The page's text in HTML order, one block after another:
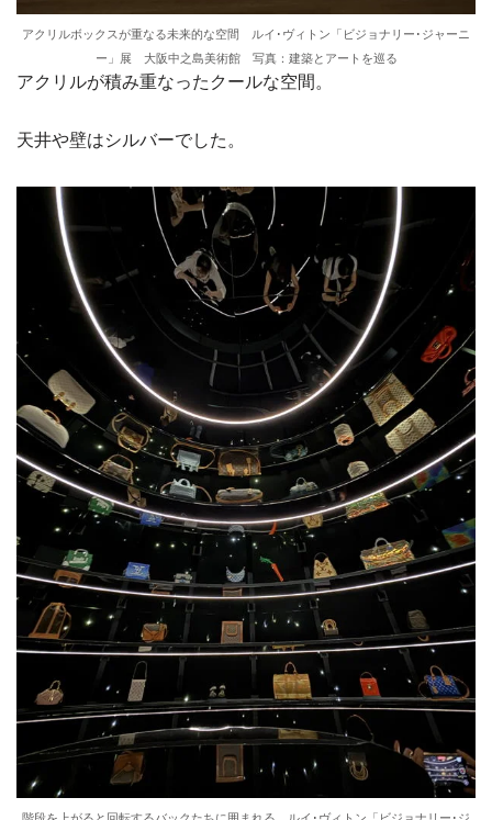
アクリルボックスが重なる未来的な空間 ルイ･ヴィトン「ビジョナリー･ジャーニ
ー」展 大阪中之島美術館 写真：建築とアートを巡る
アクリルが積み重なったクールな空間。
天井や壁はシルバーでした。